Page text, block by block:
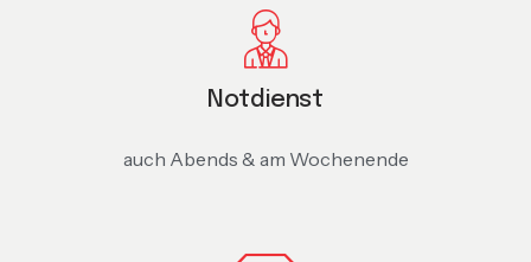
Notdienst
auch Abends & am Wochenende